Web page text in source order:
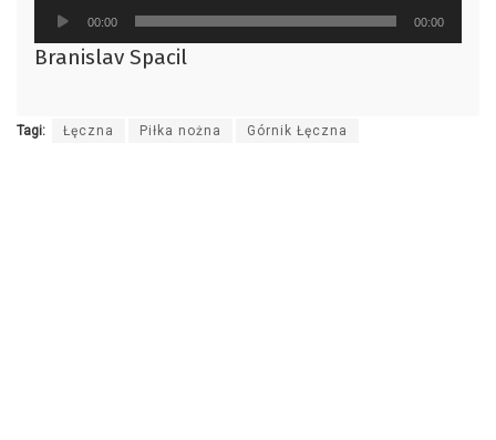
Odtwarzacz
plików
dźwiękowych
00:00 00:00
Branislav Spacil
Tagi: Łęczna Piłka nożna Górnik Łęczna